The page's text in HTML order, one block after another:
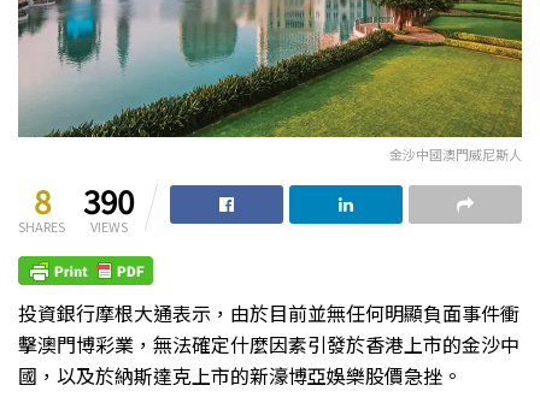
金沙中國澳門威尼斯人
8
SHARES
390
VIEWS
投資銀行摩根大通表示，由於目前並無任何明顯負面事件衝
擊澳門博彩業，無法確定什麼因素引發於香港上市的金沙中
國，以及於納斯達克上市的新濠博亞娛樂股價急挫。